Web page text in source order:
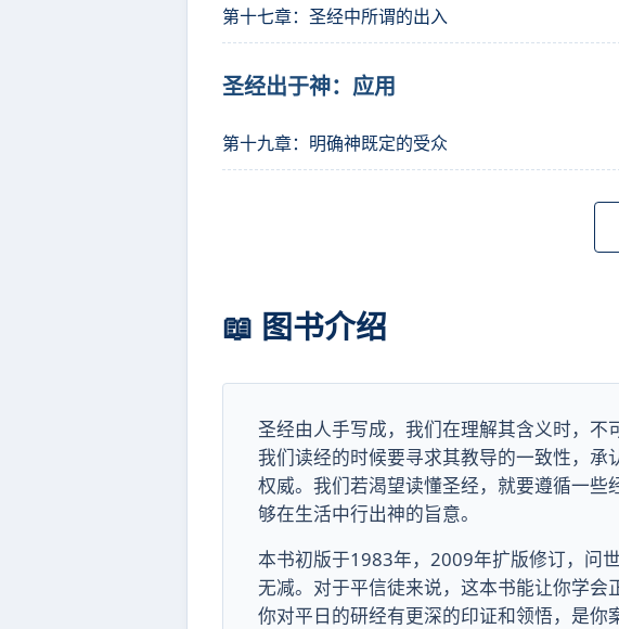
第十七章：圣经中所谓的出入
圣经出于神：应用
第十九章：明确神既定的受众
📖 图书介绍
圣经由人手写成，我们在理解其含义时，不
我们读经的时候要寻求其教导的一致性，
权威。我们若渴望读懂圣经，就要遵循一
够在生活中行出神的旨意。
本书初版于1983年，2009年扩版修订，问
无减。对于平信徒来说，这本书能让你学
你对平日的研经有更深的印证和领悟，是你